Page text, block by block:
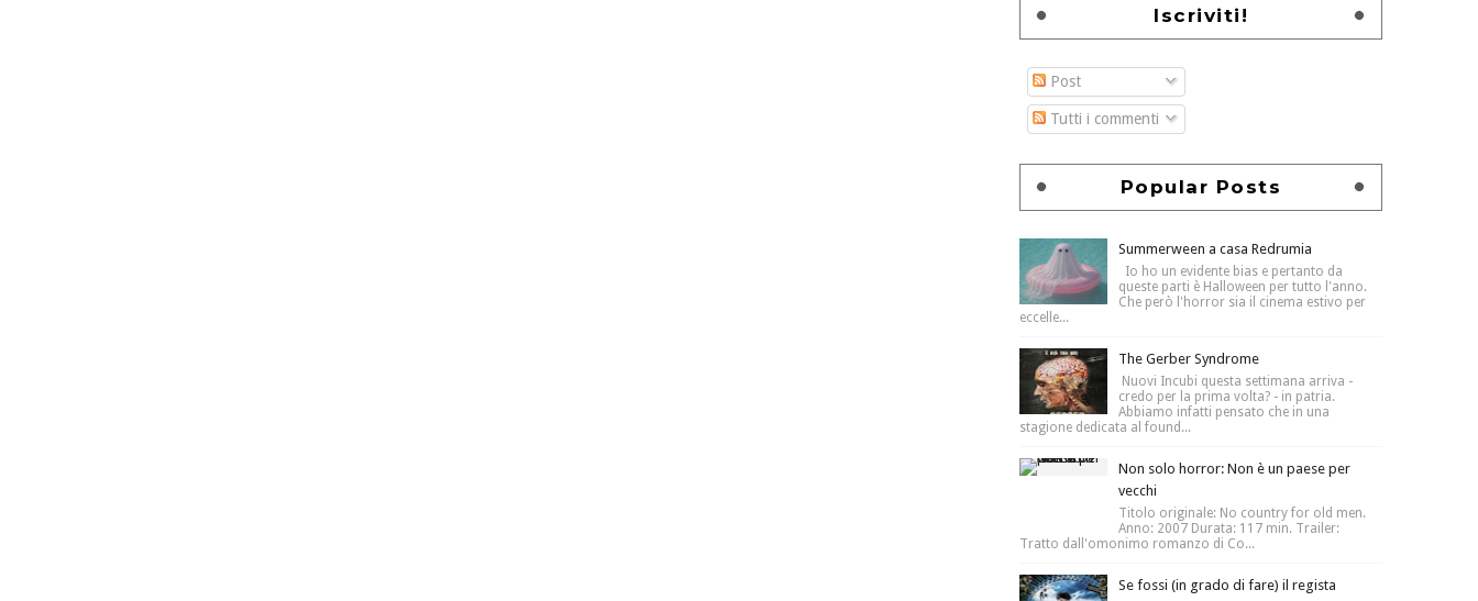
Iscriviti!
Post
Tutti i commenti
Popular Posts
Summerween a casa Redrumia
Io ho un evidente bias e pertanto da
queste parti è Halloween per tutto l'anno.
Che però l'horror sia il cinema estivo per
eccelle...
The Gerber Syndrome
Nuovi Incubi questa settimana arriva -
credo per la prima volta? - in patria.
Abbiamo infatti pensato che in una
stagione dedicata al found...
Non solo horror: Non è un paese per
vecchi
Titolo originale: No country for old men.
Anno: 2007 Durata: 117 min. Trailer:
Tratto dall'omonimo romanzo di Co...
Se fossi (in grado di fare) il regista